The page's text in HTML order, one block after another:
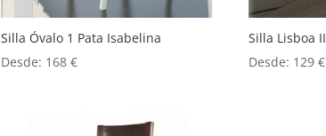
Silla Óvalo 1 Pata Isabelina
Desde: 168€
Silla Lisboa II
Desde: 129€